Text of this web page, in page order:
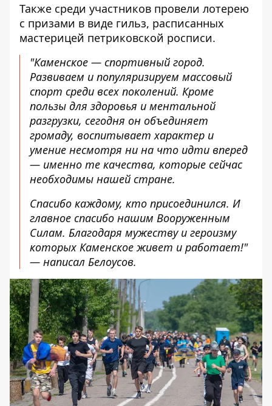
Также среди участников провели лотерею
с призами в виде гильз, расписанных
мастерицей петриковской росписи.
"Каменское — спортивный город.
Развиваем и популяризируем массовый
спорт среди всех поколений. Кроме
пользы для здоровья и ментальной
разгрузки, сегодня он объединяет
громаду, воспитывает характер и
умение несмотря ни на что идти вперед
— именно те качества, которые сейчас
необходимы нашей стране.
Спасибо каждому, кто присоединился. И
главное спасибо нашим Вооруженным
Силам. Благодаря мужеству и героизму
которых Каменское живет и работает!"
— написал Белоусов.